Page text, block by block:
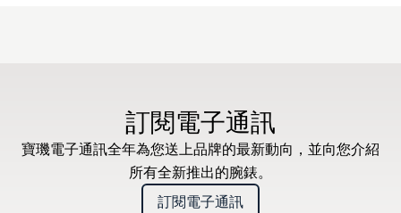
訂閱電子通訊
寶璣電子通訊全年為您送上品牌的最新動向，並向您介紹
所有全新推出的腕錶。
訂閱電子通訊